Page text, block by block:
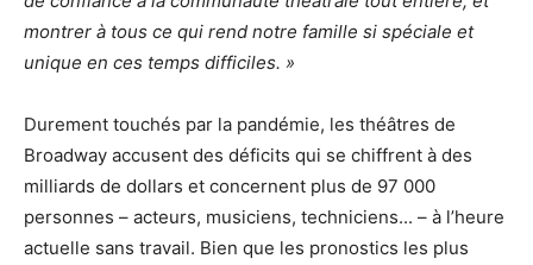
montrer à tous ce qui rend notre famille si spéciale et
unique en ces temps difficiles. »
Durement touchés par la pandémie, les théâtres de
Broadway accusent des déficits qui se chiffrent à des
milliards de dollars et concernent plus de 97 000
personnes – acteurs, musiciens, techniciens... – à l’heure
actuelle sans travail. Bien que les pronostics les plus